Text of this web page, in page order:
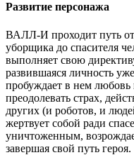
Развитие персонажа
ВАЛЛ-И проходит путь от
уборщика до спасителя
выполняет свою
развившаяся личность
пробуждает в нем
преодолевать страх,
других (и роботов, и
жертвует собой ради
уничтоженным,
завершая свой путь героя.